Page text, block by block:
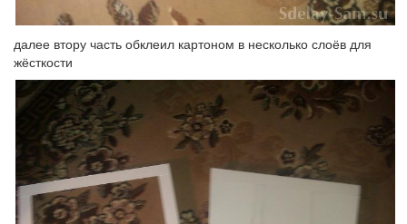
далее втору часть обклеил картоном в несколько слоёв для
жёсткости